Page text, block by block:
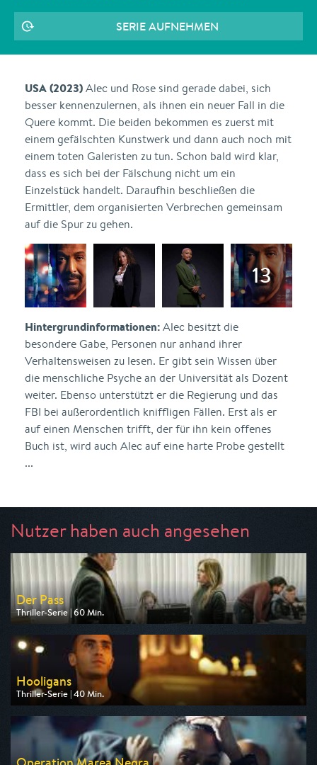
SERIE AUFNEHMEN
USA (2023)Alec und Rose sind gerade dabei, sich
besser kennenzulernen, als ihnen ein neuer Fall in die
Quere kommt. Die beiden bekommen es zuerst mit
einem gefälschten Kunstwerk und dann auch noch mit
einem toten Galeristen zu tun. Schon bald wird klar,
dass es sich bei der Fälschung nicht um ein
Einzelstück handelt. Daraufhin beschließen die
Ermittler, dem organisierten Verbrechen gemeinsam
auf die Spur zu gehen.
Hintergrundinformationen:Alec besitzt die
besondere Gabe, Personen nur anhand ihrer
Verhaltensweisen zu lesen. Er gibt sein Wissen über
die menschliche Psyche an der Universität als Dozent
weiter. Ebenso unterstützt er die Regierung und das
FBI bei außerordentlich kniffligen Fällen. Erst als er
auf einen Menschen trifft, der für ihn kein offenes
Buch ist, wird auch Alec auf eine harte Probe gestellt
...
Nutzer haben auch angesehen
Der Pass
Thriller-Serie | 60 Min.
Ausgestrahlt von Nitro
am 13.08.2026, 20:15
Hooligans
Thriller-Serie | 40 Min.
Ausgestrahlt von One
am 14.08.2026, 22:55